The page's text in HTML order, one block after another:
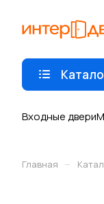
Входные двери
Главная –